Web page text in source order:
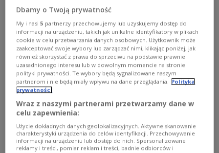
Zobacz więcej na temat:
Marcin Radomski
Krav Maga Junior – siła i bezpieczeństwo
Dbamy o Twoją prywatność
My i nasi5 partnerzy przechowujemy lub uzyskujemy dostęp do
informacji na urządzeniu, takich jak unikalne identyfikatory w plikach
cookie w celu przetwarzania danych osobowych. Użytkownik może
zaakceptować swoje wybory lub zarządzać nimi, klikając poniżej, jak
również skorzystać z prawa do sprzeciwu na podstawie prawnie
uzasadnionego interesu lub w dowolnym momencie na stronie
polityki prywatności. Te wybory będą sygnalizowane naszym
partnerom i nie będą miały wpływu na dane przeglądania.
Polityka
prywatności
Wraz z naszymi partnerami przetwarzamy dane w
celu zapewnienia:
Użycie dokładnych danych geolokalizacyjnych. Aktywne skanowanie
charakterystyki urządzenia do celów identyfikacji. Przechowywanie
informacji na urządzeniu lub dostęp do nich. Spersonalizowane
reklamy i treści, pomiar reklam i treści, badnie odbiorców i